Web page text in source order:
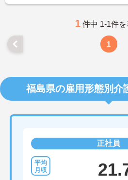
1 件中 1-1件
1
福島県の雇用形態別介
正社員